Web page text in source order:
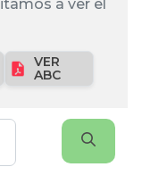
a ver el
VER
ABC